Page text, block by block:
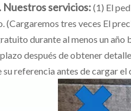
Nuestros servicios: (1) El
tres veces El
durante al menos un año
después de obtener
referencia antes de cargar el